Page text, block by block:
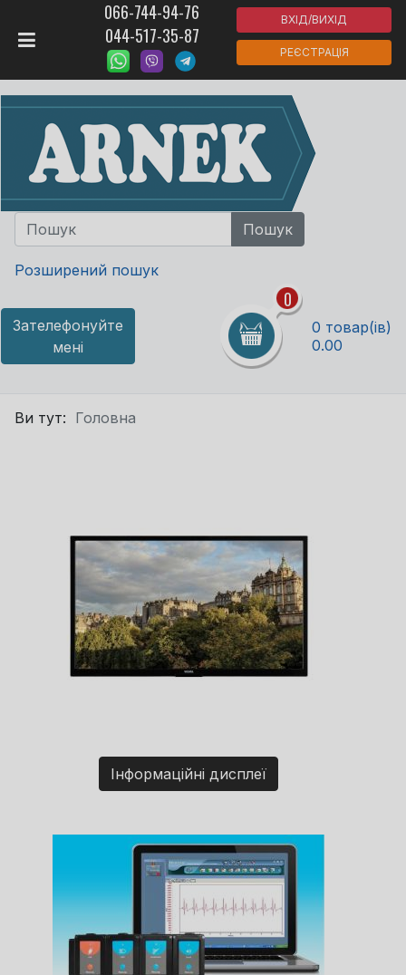
066-744-94-76
044-517-35-87
ВХІД/ВИХІД
РЕЄСТРАЦІЯ
Розширений пошук
Зателефонуйте
мені
0
0 товар(ів)
0.00
Ви тут: Головна
Інформаційні дисплеї